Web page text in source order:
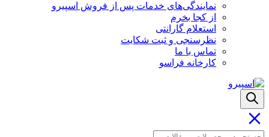
نمایندگی‌های خدمات پس از فروش اسپیرو
از کجا بخرم
استعلام گارانتی
نظرسنجی و ثبت شکایت
تماس با ما
کارخانه فراسو